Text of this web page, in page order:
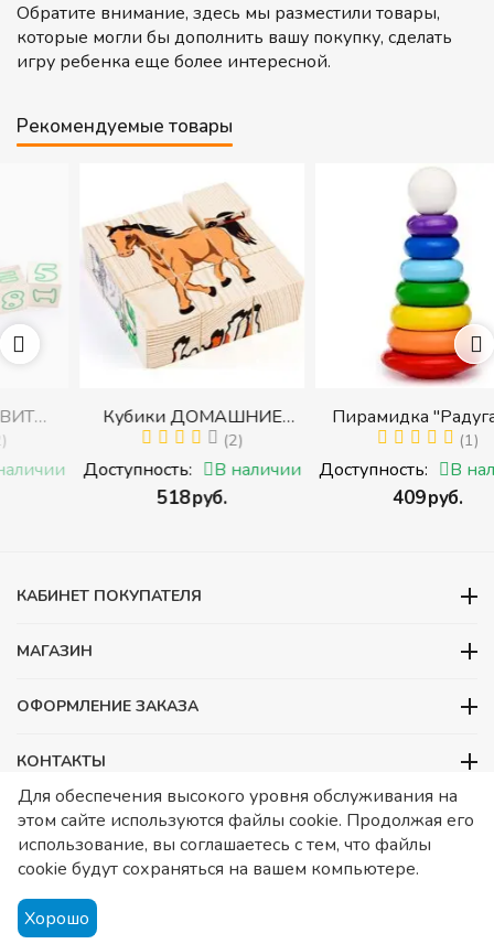
Обратите внимание, здесь мы разместили товары,
которые могли бы дополнить вашу покупку, сделать
игру ребенка еще более интересной.
Рекомендуемые товары
Кубики ДОМАШНИЕ
ЖИВОТНЫЕ (Томик)
(Набор кубиков
разрезных (складных))
(2)
Доступность: В наличии
руб.
Пирамидка "Радуга" (8
деталей) (Пирамидка
среднего размера)
(1)
Доступность: В наличии
руб.
КАБИНЕТ ПОКУПАТЕЛЯ
МАГАЗИН
ОФОРМЛЕНИЕ ЗАКАЗА
КОНТАКТЫ
ООО «Детский сад», ОГРН 1157746480088
ИНН 7728252648 КПП 772601001 Юридический адрес – Москва,
ул. Подольских курсантов, д 3. стр 2. Помещение 1/3. Информация
о товарах носит справочный характер и не является публичной
офертой, определяемой Статьей 437 ГК РФ.
оферта.Игрушки в детский сад. Оснащение детских садов.
Для обеспечения высокого уровня обслуживания на
этом сайте используются файлы cookie. Продолжая его
использование, вы соглашаетесь с тем, что файлы
cookie будут сохраняться на вашем компьютере.
Хорошо